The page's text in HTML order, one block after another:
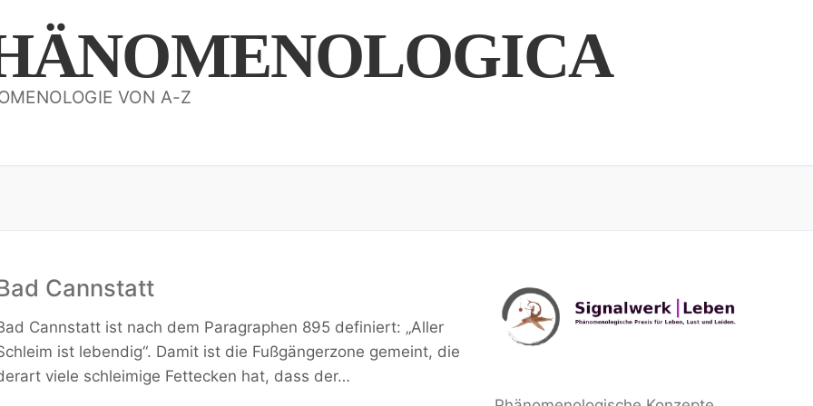
VON A-Z
Cannstatt
Cannstatt ist nach dem Paragraphen 895 definiert: „Aller
ist lebendig“. Damit ist die Fußgängerzone gemeint, die
viele schleimige Fettecken hat, dass der…